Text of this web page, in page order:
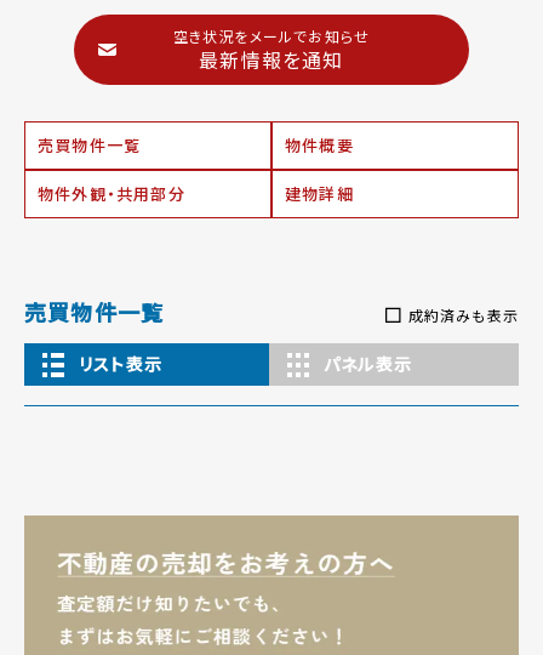
空き状況をメールでお知らせ
最新情報を通知
売買物件一覧 物件概要
物件外観・共用部分 建物詳細
売買物件一覧 成約済みも表示
リスト表示 パネル表示